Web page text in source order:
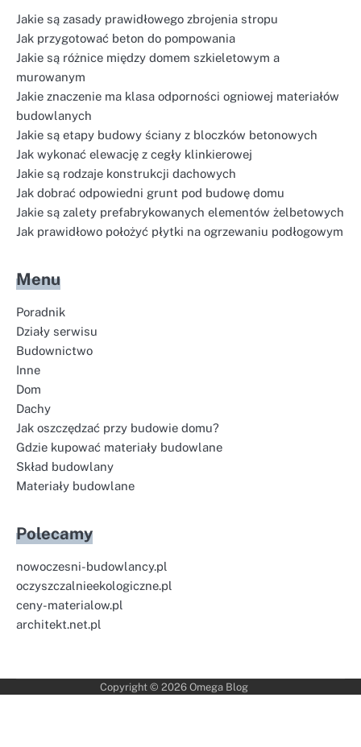
Jakie są zasady prawidłowego zbrojenia stropu
Jak przygotować beton do pompowania
Jakie są różnice między domem szkieletowym a
murowanym
Jakie znaczenie ma klasa odporności ogniowej materiałów
budowlanych
Jakie są etapy budowy ściany z bloczków betonowych
Jak wykonać elewację z cegły klinkierowej
Jakie są rodzaje konstrukcji dachowych
Jak dobrać odpowiedni grunt pod budowę domu
Jakie są zalety prefabrykowanych elementów żelbetowych
Jak prawidłowo położyć płytki na ogrzewaniu podłogowym
Menu
Poradnik
Działy serwisu
Budownictwo
Inne
Dom
Dachy
Jak oszczędzać przy budowie domu?
Gdzie kupować materiały budowlane
Skład budowlany
Materiały budowlane
Polecamy
nowoczesni-budowlancy.pl
oczyszczalnieekologiczne.pl
ceny-materialow.pl
architekt.net.pl
Copyright © 2026 Omega Blog